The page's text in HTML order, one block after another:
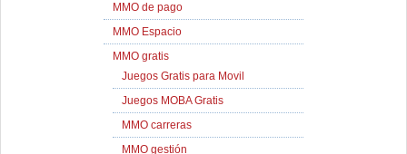
MMO de pago
MMO Espacio
MMO gratis
Juegos Gratis para Movil
Juegos MOBA Gratis
MMO carreras
MMO gestión